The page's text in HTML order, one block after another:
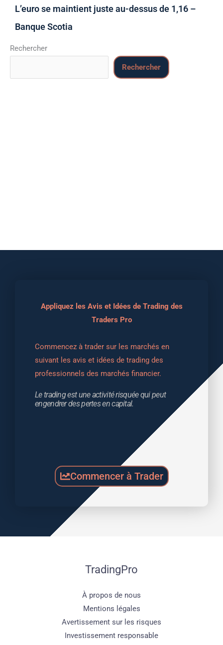
L’euro se maintient juste au-dessus de 1,16 –
Banque Scotia
Rechercher
Rechercher
Appliquez les Avis et Idées de Trading des
Traders Pro
Commencez à trader sur les marchés en
suivant les avis et idées de trading des
professionnels des marchés financier.
Le trading est une activité risquée qui peut
engendrer des pertes en capital.
Commencer à Trader
TradingPro
À propos de nous
Mentions légales
Avertissement sur les risques
Investissement responsable